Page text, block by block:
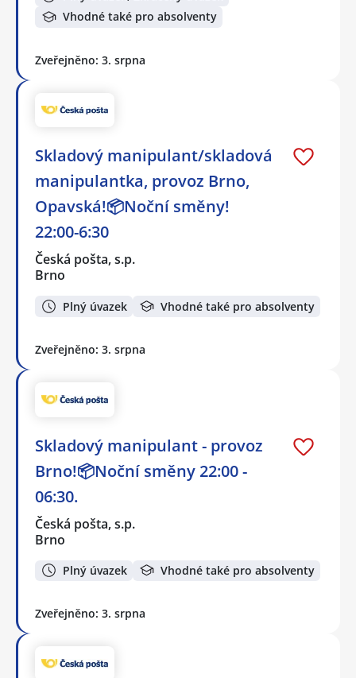
Vhodné také pro absolventy
Zveřejněno: 3. srpna
Skladový manipulant/skladová
manipulantka, provoz Brno,
Opavská!📦Noční směny!
22:00-6:30
Česká pošta, s.p.
Brno
Plný úvazek Vhodné také pro absolventy
Zveřejněno: 3. srpna
Skladový manipulant - provoz
Brno!📦Noční směny 22:00 -
06:30.
Česká pošta, s.p.
Brno
Plný úvazek Vhodné také pro absolventy
Zveřejněno: 3. srpna